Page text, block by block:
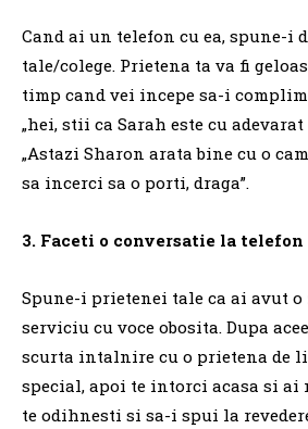
Cand ai un telefon cu ea, spune-i
tale/colege. Prietena ta va fi
timp cand vei incepe sa-i
„hei, stii ca Sarah este cu adevarat
„Astazi Sharon arata bine cu o
sa incerci sa o porti, draga”.
3. Faceti o conversatie la telefon
Spune-i prietenei tale ca ai avut o
serviciu cu voce obosita. Dupa
scurta intalnire cu o prietena de
special, apoi te intorci acasa si ai
te odihnesti si sa-i spui la